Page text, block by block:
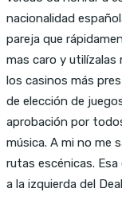
nacionalidad
pareja que
mas caro y utilízalas
los casinos más
de elección de
aprobación por
música. A mi no me
rutas escénicas.
a la izquierda del